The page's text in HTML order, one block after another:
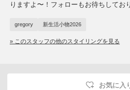
りますよ〜！フォローもお待ちしてお
gregory 新生活小物2026
» このスタッフの他のスタイリングを見る
お気に入